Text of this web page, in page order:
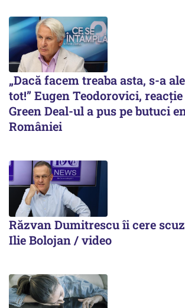
„Dacă facem treaba asta, s-a
tot!” Eugen Teodorovici,
Green Deal-ul a pus pe butuci
României
Răzvan Dumitrescu îi cere
Ilie Bolojan / video